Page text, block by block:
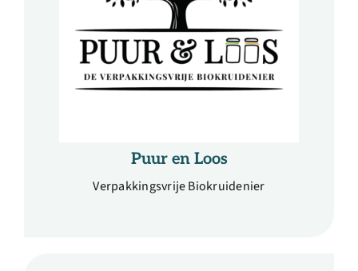
Puur en Loos
Verpakkingsvrije Biokruidenier